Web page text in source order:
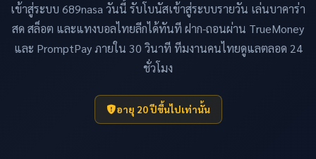
เข้าสู่ระบบ 689nasa วันนี้ รับโบนัสเข้าสู่ระบบรายวัน เล่นบาคาร่า
สด สล็อต และแทงบอลไทยลีกได้ทันที ฝาก-ถอนผ่าน TrueMoney
และ PromptPay ภายใน 30 วินาที ทีมงานคนไทยดูแลตลอด 24
ชั่วโมง
อายุ 20 ปีขึ้นไปเท่านั้น